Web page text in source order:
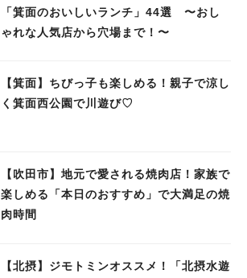
「箕面のおいしいランチ」44選 〜おし
ゃれな人気店から穴場まで！〜
【箕面】ちびっ子も楽しめる！親子で涼し
く箕面西公園で川遊び♡
【吹田市】地元で愛される焼肉店！家族で
楽しめる「本日のおすすめ」で大満足の焼
肉時間
【北摂】ジモトミンオススメ！「北摂水遊